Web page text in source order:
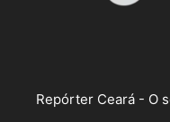
Repórter Ceará - O